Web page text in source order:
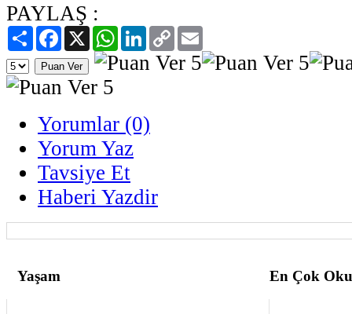
PAYLAŞ :
PaylaşFacebook
X WhatsAppLinkedIn
Copy
Link
Yorumlar (0)
Yorum Yaz
Tavsiye Et
Haberi Yazdir
Yaşam En Çok